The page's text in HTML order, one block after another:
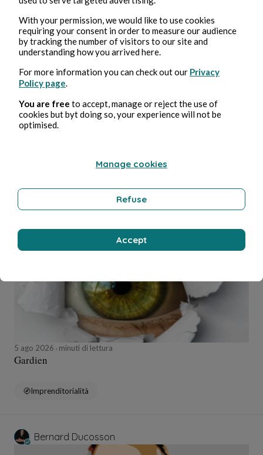
Bernard Ducosson
5 ago 2026minuti di lettura
5 ago 2026 minuti di lettura
Gardien
Imprenditorialità
Bernard Ducosson
With your permission, we would like to use cookies
requiring your consent in order to measure our audience
by tracking the number of visitors to our site and
understanding how you arrived here.
For more information you can check out our Privacy
Policy page
You are free to accept, manage or reject the use of
cookies but byt doing so, your experience will not be
optimised.
Manage cookies
Refuse
Accept